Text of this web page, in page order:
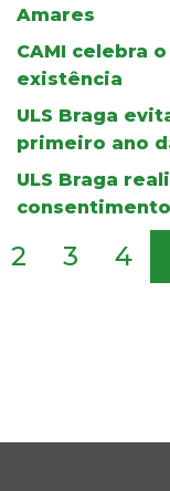
Amares
CAMI celebra
existência
ULS Braga
primeiro ano
ULS Braga
2 3 4